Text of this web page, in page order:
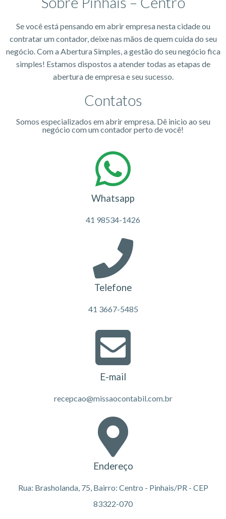
Se você está pensando em abrir empresa nesta cidade ou
contratar um contador, deixe nas mãos de quem cuida do seu
negócio. Com a Abertura Simples, a gestão do seu negócio fica
simples! Estamos dispostos a atender todas as etapas de
abertura de empresa e seu sucesso.
Contatos
Somos especializados em abrir empresa. Dê inicio ao seu
negócio com um contador perto de você!
Whatsapp
41 98534-1426
Telefone
41 3667-5485
E-mail
recepcao@missaocontabil.com.br
Endereço
Rua: Brasholanda, 75, Bairro: Centro - Pinhais/PR - CEP
83322-070